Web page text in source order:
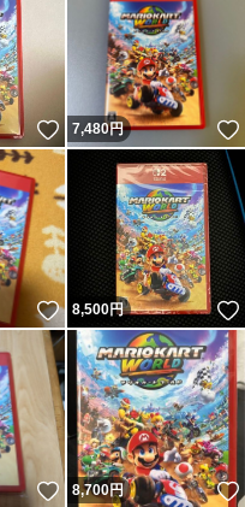
いいね！
7,480円
いいね！
8,500円
いいね！
8,700円